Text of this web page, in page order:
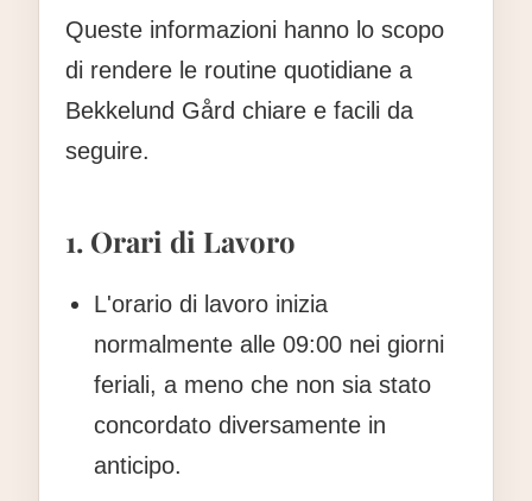
Queste informazioni hanno lo scopo
di rendere le routine quotidiane a
Bekkelund Gård chiare e facili da
seguire.
1. Orari di Lavoro
L'orario di lavoro inizia
normalmente alle 09:00 nei giorni
feriali, a meno che non sia stato
concordato diversamente in
anticipo.